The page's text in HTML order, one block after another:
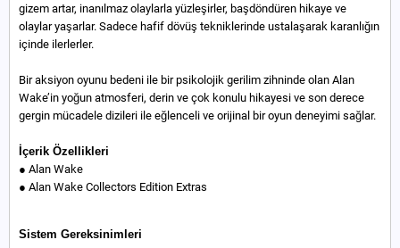
gizem artar, inanılmaz olaylarla yüzleşirler, başdöndüren hikaye ve
olaylar yaşarlar. Sadece hafif dövüş tekniklerinde ustalaşarak karanlığın
içinde ilerlerler.
Bir aksiyon oyunu bedeni ile bir psikolojik gerilim zihninde olan Alan
Wake’in yoğun atmosferi, derin ve çok konulu hikayesi ve son derece
gergin mücadele dizileri ile eğlenceli ve orijinal bir oyun deneyimi sağlar.
İçerik Özellikleri
● Alan Wake
● Alan Wake Collectors Edition Extras
Sistem Gereksinimleri